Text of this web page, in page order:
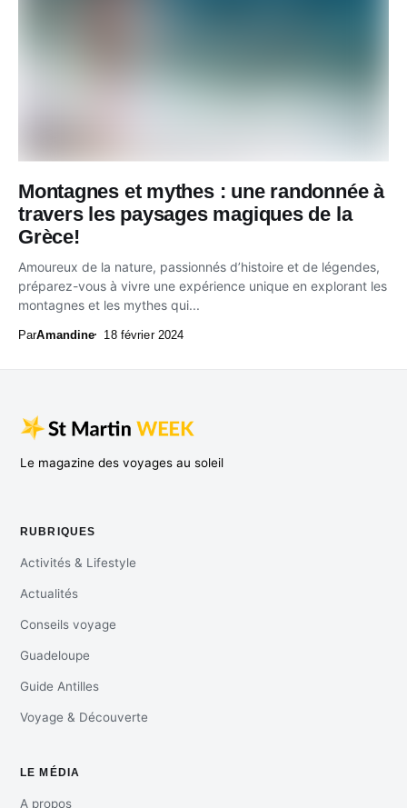
Montagnes et mythes : une randonnée à
travers les paysages magiques de la
Grèce!
Amoureux de la nature, passionnés d’histoire et de légendes,
préparez-vous à vivre une expérience unique en explorant les
montagnes et les mythes qui...
ParAmandine 18 février 2024
Le magazine des voyages au soleil
RUBRIQUES
Activités & Lifestyle
Actualités
Conseils voyage
Guadeloupe
Guide Antilles
Voyage & Découverte
LE MÉDIA
A propos